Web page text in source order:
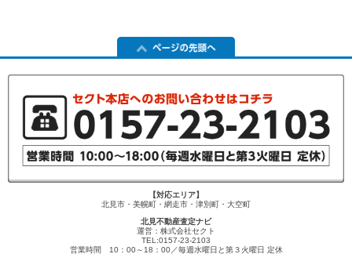
【対応エリア】
北見市・美幌町・網走市・津別町・大空町
北見不動産査定ナビ
運営：株式会社セクト
TEL:0157-23-2103
営業時間 10：00～18：00／毎週水曜日と第３火曜日 定休